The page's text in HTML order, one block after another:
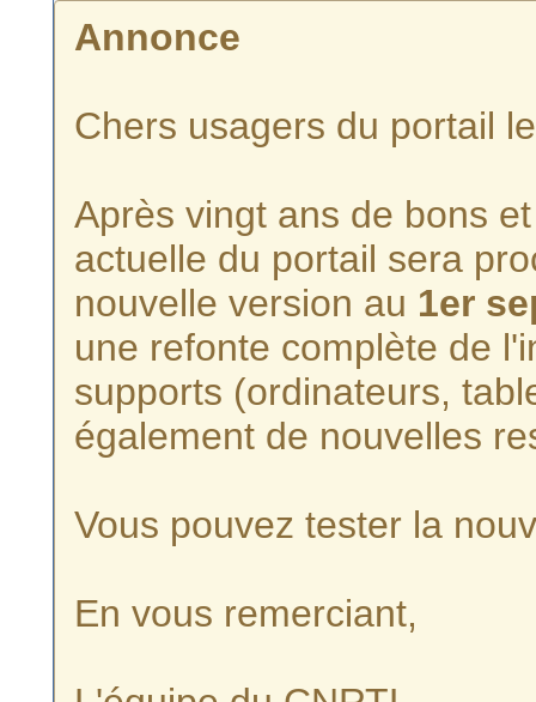
Annonce
Chers usagers du portail
Après vingt ans de bons
actuelle du portail sera
nouvelle version au 1er
une refonte complète de
supports (ordinateurs,
également de nouvelles
Vous pouvez tester la
En vous remerciant,